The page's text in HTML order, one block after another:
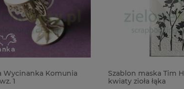
Wycinanka Komunia
1
Szablon maska Tim
kwiaty zioła łąka